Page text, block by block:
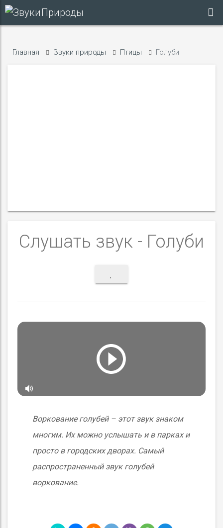
Главная Звуки природы Птицы Голуби
Слушать звук - Голуби
Воркование голубей – этот звук знаком
многим. Их можно услышать и в парках и
просто в городских дворах. Самый
распространенный звук голубей
воркование.